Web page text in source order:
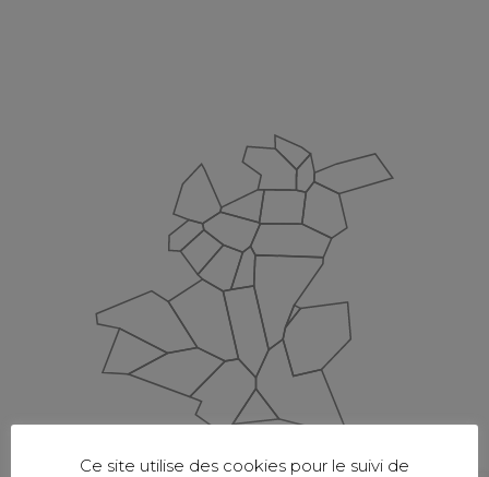
Ce site utilise des cookies pour le suivi de